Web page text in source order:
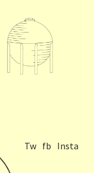
Tw fb Insta